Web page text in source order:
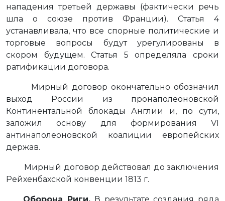
нападения третьей державы (фактически речь
шла о союзе против Франции). Статья 4
устанавливала, что все спорные политические и
торговые вопросы будут урегулированы в
скором будущем. Статья 5 определяла сроки
ратификации договора.
Мирный договор окончательно обозначил
выход России из пронаполеоновской
Континентальной блокады Англии и, по сути,
заложил основу для формирования VI
антинаполеоновской коалиции европейских
держав.
Мирный договор действовал до заключения
Рейхенбахской конвенции 1813 г.